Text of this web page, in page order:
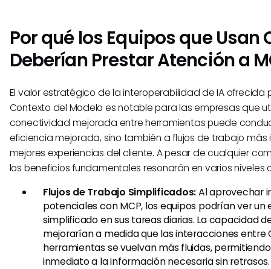
Por qué los Equipos que Usan
Deberían Prestar Atención a
El valor estratégico de la interoperabilidad de IA ofrecida
Contexto del Modelo es notable para las empresas que
conectividad mejorada entre herramientas puede
eficiencia mejorada, sino también a flujos de trabajo más
mejores experiencias del cliente. A pesar de cualquier
los beneficios fundamentales resonarán en varios niveles
Flujos de Trabajo Simplificados:Al aprovechar
potenciales con MCP, los equipos podrían ver un
simplificado en sus tareas diarias. La capacidad
mejorarían a medida que las interacciones entre
herramientas se vuelvan más fluidas,
inmediato a la información necesaria sin retrasos.